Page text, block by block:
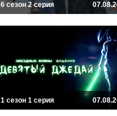
6 сезон 2 серия
1 сезон 1 серия